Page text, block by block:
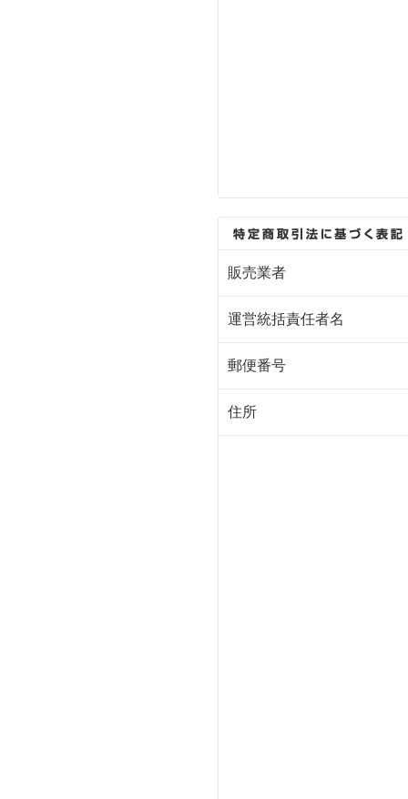
販売業者
運営統括責任者名
郵便番号
住所